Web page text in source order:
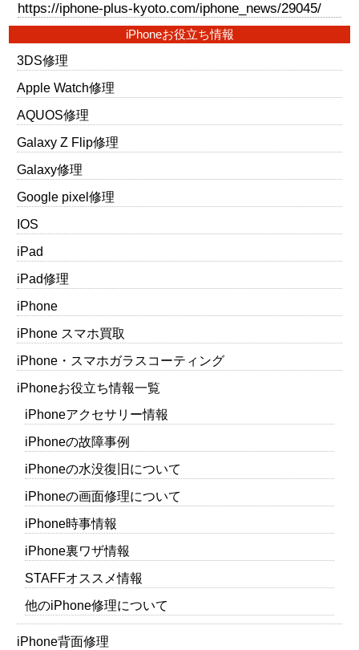
https://iphone-plus-kyoto.com/iphone_news/29045/
iPhoneお役立ち情報
3DS修理
Apple Watch修理
AQUOS修理
Galaxy Z Flip修理
Galaxy修理
Google pixel修理
IOS
iPad
iPad修理
iPhone
iPhone スマホ買取
iPhone・スマホガラスコーティング
iPhoneお役立ち情報一覧
iPhoneアクセサリー情報
iPhoneの故障事例
iPhoneの水没復旧について
iPhoneの画面修理について
iPhone時事情報
iPhone裏ワザ情報
STAFFオススメ情報
他のiPhone修理について
iPhone背面修理